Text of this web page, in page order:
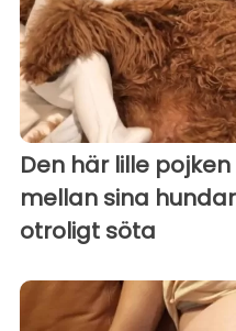
Den här lille
mellan sina
otroligt söta